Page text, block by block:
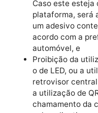
Padronização
horizontal
portas
Determinação
os
Caso este
plataforma,
um adesivo